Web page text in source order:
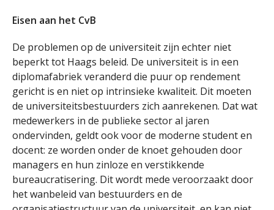
Eisen aan het CvB
De problemen op de universiteit zijn echter niet
beperkt tot Haags beleid. De universiteit is in een
diplomafabriek veranderd die puur op rendement
gericht is en niet op intrinsieke kwaliteit. Dit moeten
de universiteitsbestuurders zich aanrekenen. Dat wat
medewerkers in de publieke sector al jaren
ondervinden, geldt ook voor de moderne student en
docent: ze worden onder de knoet gehouden door
managers en hun zinloze en verstikkende
bureaucratisering. Dit wordt mede veroorzaakt door
het wanbeleid van bestuurders en de